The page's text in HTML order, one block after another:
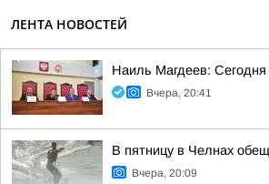
ЛЕНТА НОВОСТЕЙ
Наиль Магдеев:
Вчера, 20:41
В пятницу в Челнах
Вчера, 20:09